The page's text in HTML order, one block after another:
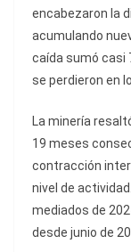
encabezaron la
acumulando
caída sumó casi
se perdieron en
La minería
19 meses
contracción
nivel de
mediados de
desde junio de